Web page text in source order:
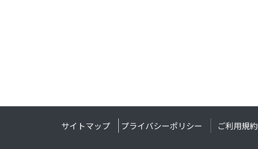
サイトマップ プライバシーポリシー ご利用規約